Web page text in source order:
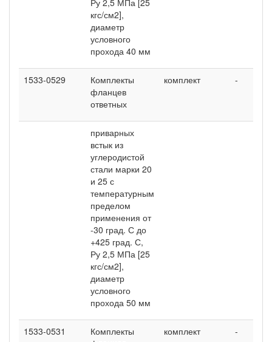
кгс/см2],
диаметр
условного
прохода 40 мм
1533-0529
Комплекты
фланцев
ответных
комплект -
приварных
встык из
углеродистой
стали марки 20
и 25 с
температурным
пределом
применения от
-30 град. С до
+425 град. С,
Ру 2,5 МПа [25
кгс/см2],
диаметр
условного
прохода 50 мм
1533-0531
Комплекты
комплект -